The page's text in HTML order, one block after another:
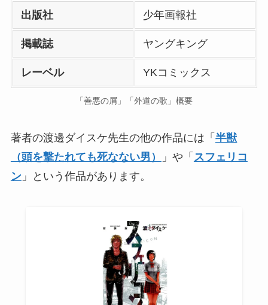
出版社 少年画報社
掲載誌 ヤングキング
レーベル YKコミックス
「善悪の屑」「外道の歌」概要
著者の渡邊ダイスケ先生の他の作品には「 半獣
（頭を撃たれても死なない男）
」や「 スフェリコ
ン」という作品があります。